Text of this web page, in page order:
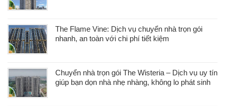
The Flame Vine: Dịch vụ chuyển nhà trọn gói
nhanh, an toàn với chi phí tiết kiệm
Chuyển nhà trọn gói The Wisteria – Dịch vụ uy tín
giúp bạn dọn nhà nhẹ nhàng, không lo phát sinh